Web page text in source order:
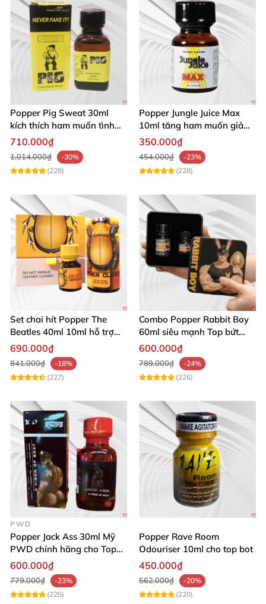
Popper Pig Sweat 30ml
kích thích ham muốn tình
dục khoái cảm sâu cộng
đồng LGBT
710.000₫
1.014.000₫
-30%
(228)
Popper Jungle Juice Max
10ml tăng ham muốn giảm
đau quan hệ
350.000₫
454.000₫
-23%
(228)
Set chai hít Popper The
Beatles 40ml 10ml hỗ trợ
giãn nở hậu môn cho Top
690.000₫
841.000₫
-18%
(227)
Combo Popper Rabbit Boy
60ml siêu mạnh Top bứt
phá giới hạn
600.000₫
789.000₫
-24%
(226)
PWD
Popper Jack Ass 30ml Mỹ
PWD chính hãng cho Top
Bot
600.000₫
779.000₫
-23%
(225)
Popper Rave Room
Odouriser 10ml cho top bot
450.000₫
562.000₫
-20%
(220)